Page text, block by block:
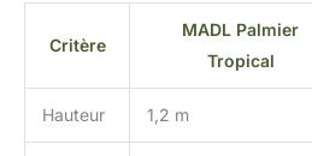
Critère
MADL Palmier
Tropical
Hauteur 1,2 m